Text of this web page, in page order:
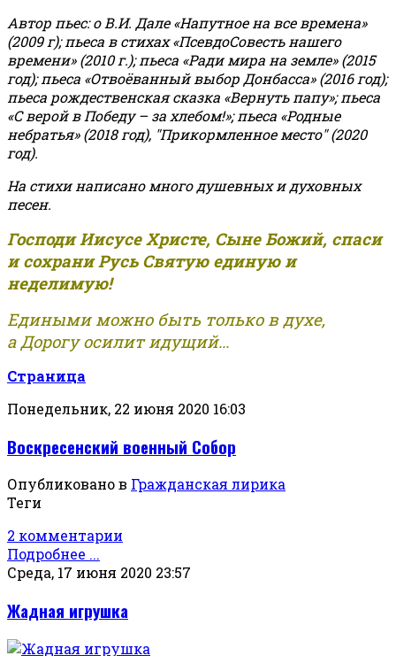
Автор пьес: о В.И. Дале «Напутное на все времена»
(2009 г); пьеса в стихах «ПсевдоСовесть нашего
времени» (2010 г.); пьеса «Ради мира на земле» (2015
год); пьеса «Отвоёванный выбор Донбасса» (2016 год);
пьеса рождественская сказка «Вернуть папу»; пьеса
«С верой в Победу – за хлебом!»;пьеса «Родные
небратья» (2018 год), "Прикормленное место" (2020
год).
На стихи написано много душевных и духовных
песен.
Господи Иисусе Христе, Сыне Божий, спаси
и сохрани Русь Святую единую и
неделимую!
Едиными можно быть только в духе,
а Дорогу осилит идущий...
Страница
Понедельник, 22 июня 2020 16:03
Воскресенский военный Собор
Опубликовано в Гражданская лирика
Теги
2 комментарии
Подробнее ...
Среда, 17 июня 2020 23:57
Жадная игрушка